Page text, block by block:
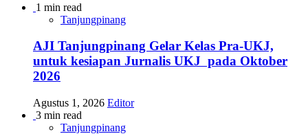
1 min read
Tanjungpinang
AJI Tanjungpinang Gelar Kelas Pra-UKJ,
untuk kesiapan Jurnalis UKJ pada Oktober
2026
Agustus 1, 2026 Editor
3 min read
Tanjungpinang